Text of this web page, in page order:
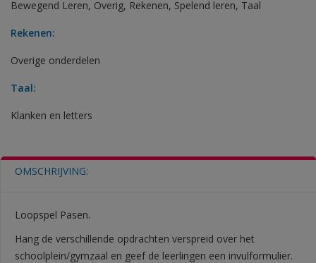
Bewegend Leren, Overig, Rekenen, Spelend leren, Taal
Rekenen:
Overige onderdelen
Taal:
Klanken en letters
OMSCHRIJVING:
Loopspel Pasen.
Hang de verschillende opdrachten verspreid over het
schoolplein/gymzaal en geef de leerlingen een invulformulier.